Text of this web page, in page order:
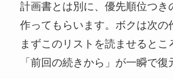
計画書とは別に、優先順位つき
作ってもらいます。ボクは次の
まずこのリストを読ませるとこ
「前回の続きから」が一瞬で復